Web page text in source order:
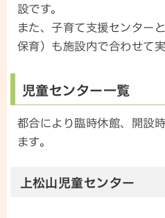
設です。
また、子育て支援センター
保育）も施設内で合わせて実
児童センター一覧
都合により臨時休館、開設
ます。
上松山児童センター